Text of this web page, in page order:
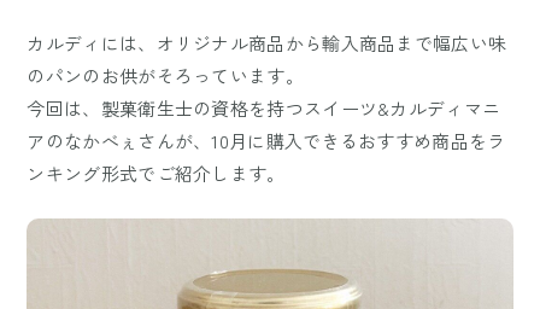
カルディには、オリジナル商品から輸入商品まで幅広い味
のパンのお供がそろっています。
今回は、製菓衛生士の資格を持つスイーツ&カルディマニ
アのなかべぇさんが、10月に購入できるおすすめ商品をラ
ンキング形式でご紹介します。